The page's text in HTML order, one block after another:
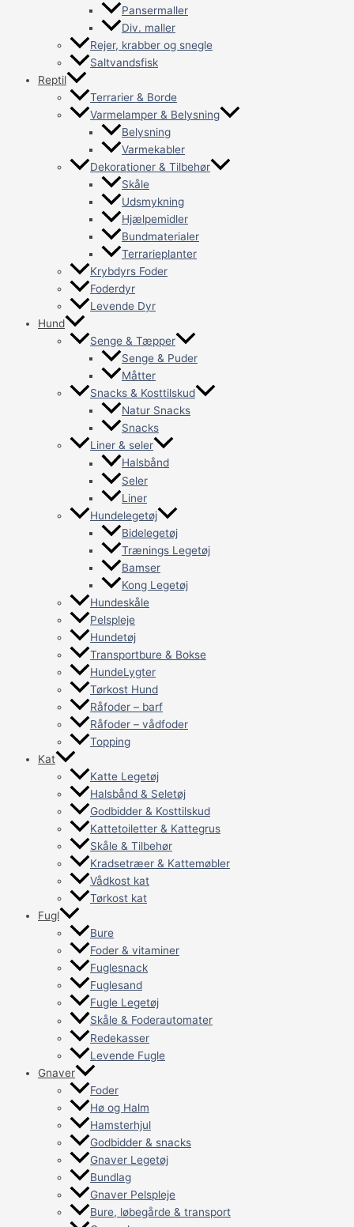
Pansermaller
Div. maller
Rejer, krabber og snegle
Saltvandsfisk
Reptil
Terrarier & Borde
Varmelamper & Belysning
Belysning
Varmekabler
Dekorationer & Tilbehør
Skåle
Udsmykning
Hjælpemidler
Bundmaterialer
Terrarieplanter
Krybdyrs Foder
Foderdyr
Levende Dyr
Hund
Senge & Tæpper
Senge & Puder
Måtter
Snacks & Kosttilskud
Natur Snacks
Snacks
Liner & seler
Halsbånd
Seler
Liner
Hundelegetøj
Bidelegetøj
Trænings Legetøj
Bamser
Kong Legetøj
Hundeskåle
Pelspleje
Hundetøj
Transportbure & Bokse
HundeLygter
Tørkost Hund
Råfoder – barf
Råfoder – vådfoder
Topping
Kat
Katte Legetøj
Halsbånd & Seletøj
Godbidder & Kosttilskud
Kattetoiletter & Kattegrus
Skåle & Tilbehør
Kradsetræer & Kattemøbler
Vådkost kat
Tørkost kat
Fugl
Bure
Foder & vitaminer
Fuglesnack
Fuglesand
Fugle Legetøj
Skåle & Foderautomater
Redekasser
Levende Fugle
Gnaver
Foder
Hø og Halm
Hamsterhjul
Godbidder & snacks
Gnaver Legetøj
Bundlag
Gnaver Pelspleje
Bure, løbegårde & transport